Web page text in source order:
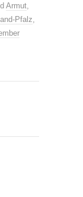
Armut
Pfalz